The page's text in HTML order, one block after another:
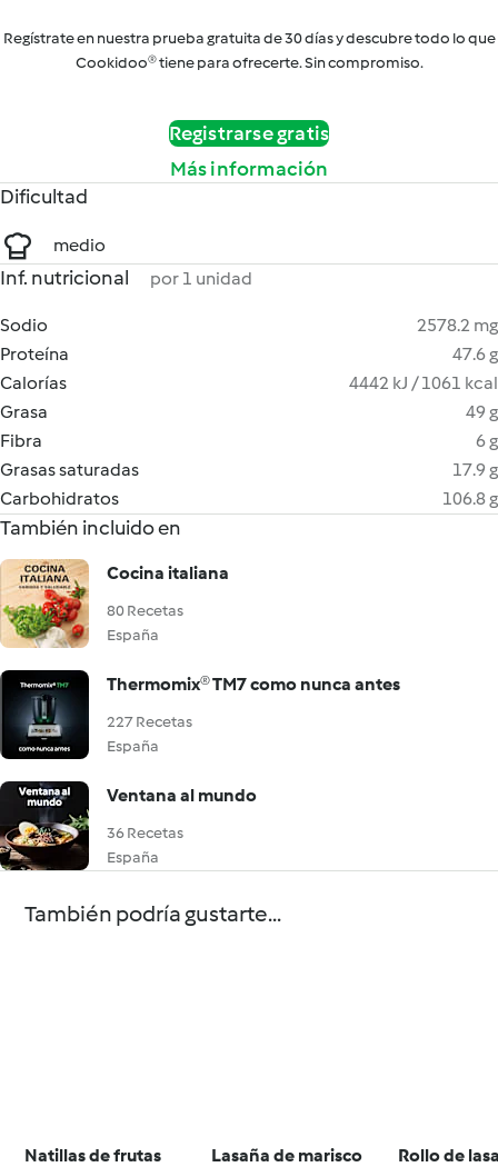
Regístrate en nuestra prueba gratuita de 30 días y descubre todo lo que
Cookidoo® tiene para ofrecerte. Sin compromiso.
Registrarse gratis
Más información
Dificultad
medio
Inf. nutricional por 1 unidad
Sodio
2578.2 mg
Proteína
47.6 g
Calorías
4442 kJ / 1061 kcal
Grasa
49 g
Fibra
6 g
Grasas saturadas
17.9 g
Carbohidratos
106.8 g
También incluido en
Cocina italiana
80 Recetas
España
Thermomix® TM7 como nunca antes
227 Recetas
España
Ventana al mundo
36 Recetas
España
También podría gustarte...
Natillas de frutas Lasaña de marisco Rollo de